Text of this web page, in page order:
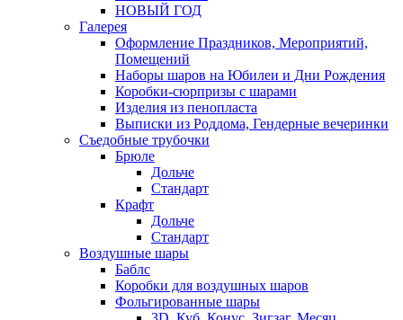
НОВЫЙ ГОД
Галерея
Оформление Праздников, Мероприятий,
Помещений
Наборы шаров на Юбилеи и Дни Рождения
Коробки-сюрпризы с шарами
Изделия из пенопласта
Выписки из Роддома, Гендерные вечеринки
Съедобные трубочки
Брюле
Дольче
Стандарт
Крафт
Дольче
Стандарт
Воздушные шары
Баблс
Коробки для воздушных шаров
Фольгированные шары